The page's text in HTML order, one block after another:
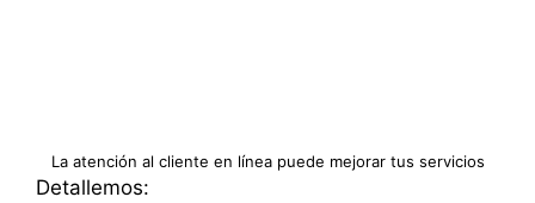
La atención al cliente en línea puede mejorar tus servicios
Detallemos: